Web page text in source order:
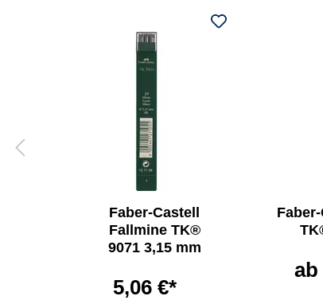
Faber-Castell
Fallmine TK®
9071 3,15 mm
5,06 €*
ab